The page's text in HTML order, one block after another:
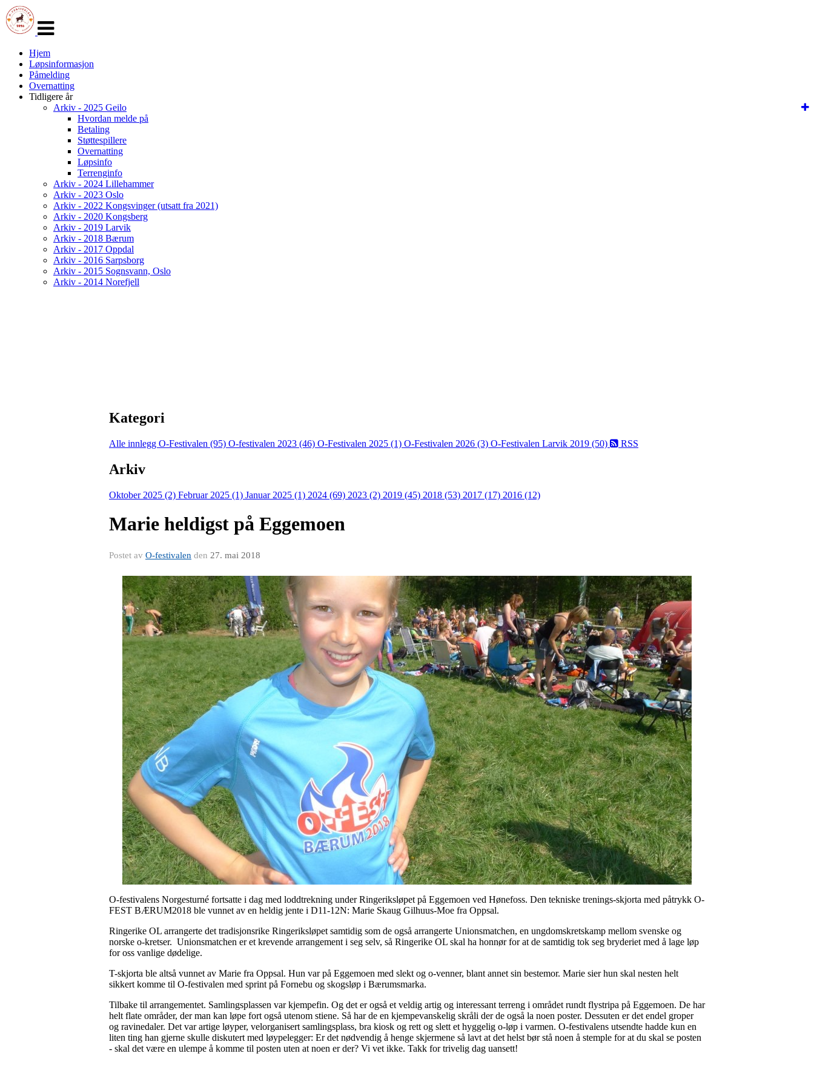
navigasjon
Hjem
Løpsinformasjon
Påmelding
Overnatting
Tidligere år
Arkiv - 2025 Geilo
Hvordan melde på
Betaling
Støttespillere
Overnatting
Løpsinfo
Terrenginfo
Arkiv - 2024 Lillehammer
Arkiv - 2023 Oslo
Arkiv - 2022 Kongsvinger (utsatt fra 2021)
Arkiv - 2020 Kongsberg
Arkiv - 2019 Larvik
Arkiv - 2018 Bærum
Arkiv - 2017 Oppdal
Arkiv - 2016 Sarpsborg
Arkiv - 2015 Sognsvann, Oslo
Arkiv - 2014 Norefjell
Kategori
Alle innlegg O-Festivalen (95) O-festivalen 2023 (46) O-Festivalen 2025 (1) O-Festivalen 2026 (3) O-Festivalen Larvik 2019 (50) RSS
Arkiv
Oktober 2025 (2) Februar 2025 (1) Januar 2025 (1) 2024 (69) 2023 (2) 2019 (45) 2018 (53) 2017 (17) 2016 (12)
Marie heldigst på Eggemoen
Postet av O-festivalen den 27. mai 2018
O-festivalens Norgesturné fortsatte i dag med loddtrekning under Ringeriksløpet på Eggemoen ved Hønefoss. Den tekniske trenings-skjorta med påtrykk O-
FEST BÆRUM2018 ble vunnet av en heldig jente i D11-12N: Marie Skaug Gilhuus-Moe fra Oppsal.
Ringerike OL arrangerte det tradisjonsrike Ringeriksløpet samtidig som de også arrangerte Unionsmatchen, en ungdomskretskamp mellom svenske og
norske o-kretser. Unionsmatchen er et krevende arrangement i seg selv, så Ringerike OL skal ha honnør for at de samtidig tok seg bryderiet med å lage løp
for oss vanlige dødelige.
T-skjorta ble altså vunnet av Marie fra Oppsal. Hun var på Eggemoen med slekt og o-venner, blant annet sin bestemor. Marie sier hun skal nesten helt
sikkert komme til O-festivalen med sprint på Fornebu og skogsløp i Bærumsmarka.
Tilbake til arrangementet. Samlingsplassen var kjempefin. Og det er også et veldig artig og interessant terreng i området rundt flystripa på Eggemoen. De har
helt flate områder, der man kan løpe fort også utenom stiene. Så har de en kjempevanskelig skråli der de også la noen poster. Dessuten er det endel groper
og ravinedaler. Det var artige løyper, velorganisert samlingsplass, bra kiosk og rett og slett et hyggelig o-løp i varmen. O-festivalens utsendte hadde kun en
liten ting han gjerne skulle diskutert med løypelegger: Er det nødvendig å henge skjermene så lavt at det helst bør stå noen å stemple for at du skal se posten
- skal det være en ulempe å komme til posten uten at noen er der? Vi vet ikke. Takk for trivelig dag uansett!